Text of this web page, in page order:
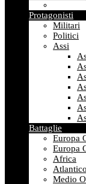
Protagonisti
Militari
Politici
Assi
Battaglie
Europa
Europa
Africa
Atlantico
Medio